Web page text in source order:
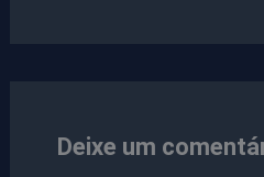
Deixe um